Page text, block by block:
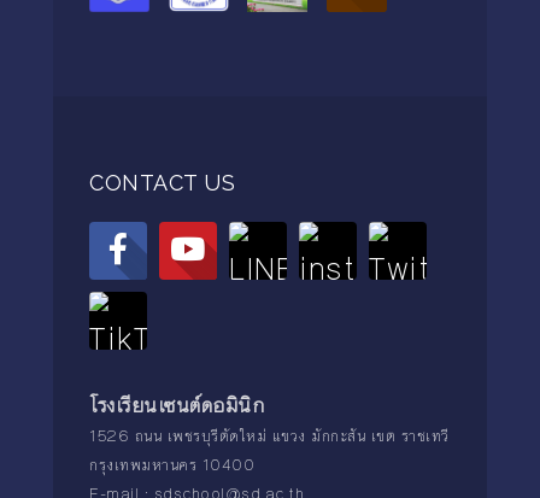
CONTACT US
โรงเรียนเซนต์ดอมินิก
1526 ถนน เพชรบุรีตัดใหม่ แขวง มักกะสัน เขต ราชเทวี
กรุงเทพมหานคร 10400